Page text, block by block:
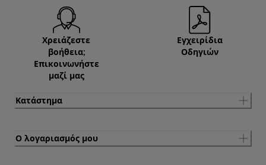
Χρειάζεστε
βοήθεια;
Επικοινωνήστε
μαζί μας
Εγχειρίδια
Οδηγιών
Κατάστημα
Ο λογαριασμός μου